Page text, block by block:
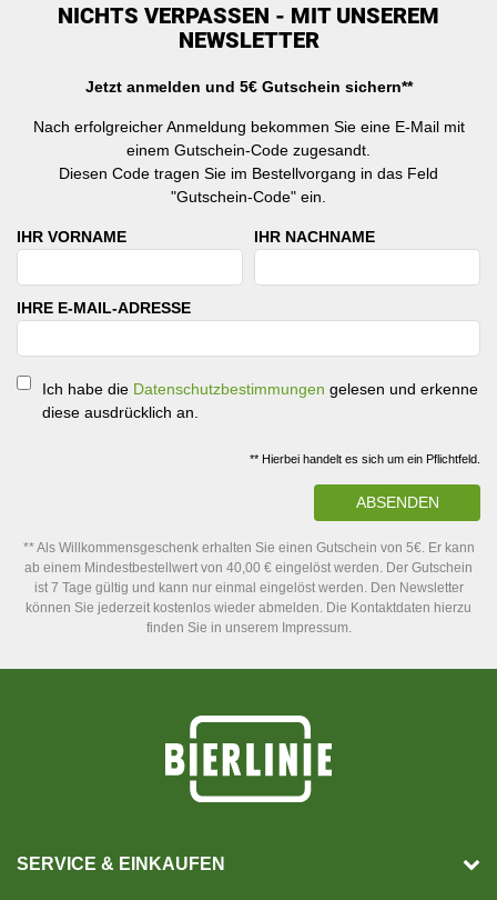
NICHTS VERPASSEN - MIT UNSEREM
NEWSLETTER
Jetzt anmelden und 5€ Gutschein sichern**
Nach erfolgreicher Anmeldung bekommen Sie eine E-Mail mit
einem Gutschein-Code zugesandt.
Diesen Code tragen Sie im Bestellvorgang in das Feld
"Gutschein-Code" ein.
IHR VORNAME IHR NACHNAME
IHRE E-MAIL-ADRESSE
Ich habe die Datenschutzbestimmungen gelesen und erkenne
diese ausdrücklich an.
** Hierbei handelt es sich um ein Pflichtfeld.
ABSENDEN
** Als Willkommensgeschenk erhalten Sie einen Gutschein von 5€. Er kann
ab einem Mindestbestellwert von 40,00 € eingelöst werden. Der Gutschein
ist 7 Tage gültig und kann nur einmal eingelöst werden. Den Newsletter
können Sie jederzeit kostenlos wieder abmelden. Die Kontaktdaten hierzu
finden Sie in unserem Impressum.
SERVICE & EINKAUFEN